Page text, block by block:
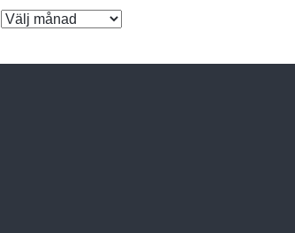
Inläggsarkiv